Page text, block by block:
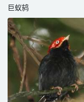
巨蚁鸫